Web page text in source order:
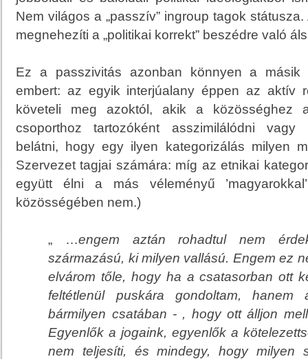
Nem világos a „passzív” ingroup tagok
megnehezíti a „politikai korrekt” beszédre való
Ez a passzivitás azonban könnyen a másik
embert: az egyik interjúalany éppen az aktív
követeli meg azoktól, akik a közösséghez
csoporthoz tartozóként asszimilálódni vagy
belátni, hogy egy ilyen kategorizálás milyen
Szervezet tagjai számára: míg az etnikai
együtt élni a más véleményű
közösségében nem.)
„ …engem aztán rohadtul nem
származású, ki milyen vallású. Engem ez
elvárom tőle, hogy ha a csatasorban ott
feltétlenül puskára gondoltam, hanem
bármilyen csatában - , hogy ott álljon
Egyenlők a jogaink, egyenlők a
nem teljesíti, és mindegy, hogy milyen